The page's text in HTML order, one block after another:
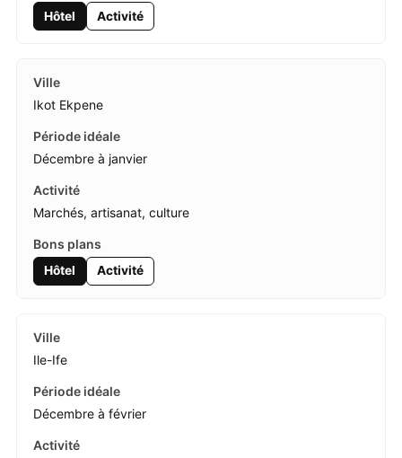
Hôtel Activité
Ikot Ekpene
Décembre à janvier
Marchés, artisanat, culture
Hôtel Activité
Ile-Ife
Décembre à février